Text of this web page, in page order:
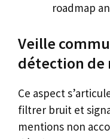
roadmap
Veille
détection de
Ce aspect
filtrer bruit et
mentions non